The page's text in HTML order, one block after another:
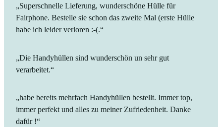
„Superschnelle Lieferung, wunderschöne Hülle für
Fairphone. Bestelle sie schon das zweite Mal (erste Hülle
habe ich leider verloren :-(.“
„Die Handyhüllen sind wunderschön un sehr gut
verarbeitet.“
„habe bereits mehrfach Handyhüllen bestellt. Immer top,
immer perfekt und alles zu meiner Zufriedenheit. Danke
dafür !“